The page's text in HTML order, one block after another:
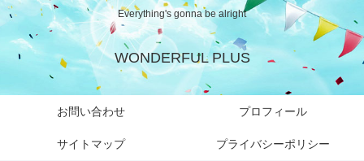
Everything's gonna be alright
WONDERFUL PLUS
お問い合わせ プロフィール
サイトマップ プライバシーポリシー